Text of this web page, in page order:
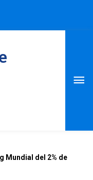
Mundial del 2% de